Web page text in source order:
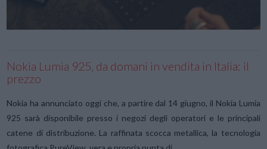
Nokia Lumia 925, da domani in vendita in Italia: il
prezzo
Nokia ha annunciato oggi che, a partire dal 14 giugno, il Nokia Lumia
925 sarà disponibile presso i negozi degli operatori e le principali
catene di distribuzione. La raffinata scocca metallica, la tecnologia